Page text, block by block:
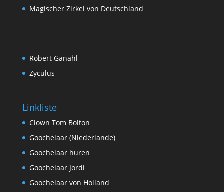
Magischer Zirkel von Deutschland
Robert Ganahl
Zyculus
Linkliste
Clown Tom Bolton
Goochelaar (Niederlande)
Goochelaar huren
Goochelaar Jordi
Goochelaar von Holland